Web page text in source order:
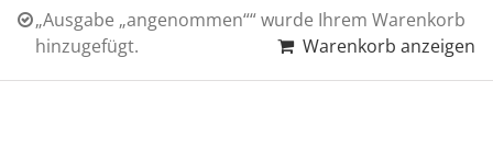
„Ausgabe „angenommen““ wurde Ihrem Warenkorb
hinzugefügt.
Warenkorb anzeigen